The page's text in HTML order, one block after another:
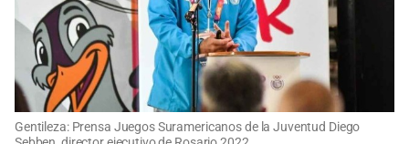
Gentileza: Prensa Juegos Suramericanos de la Juventud Diego